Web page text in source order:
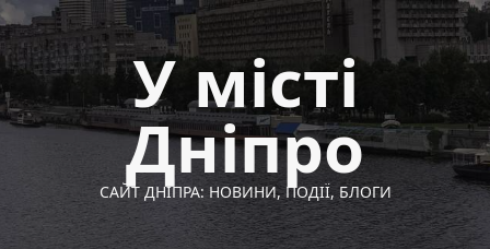
Перейти
до
вмісту
У місті
Дніпро
САЙТ ДНІПРА: НОВИНИ, ПОДІЇ, БЛОГИ